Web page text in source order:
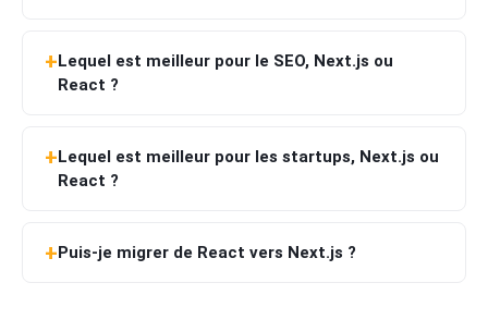
Lequel est meilleur pour le SEO, Next.js ou
React ?
Lequel est meilleur pour les startups, Next.js ou
React ?
Puis-je migrer de React vers Next.js ?